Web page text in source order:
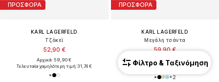
ΠΡΟΣΦΟΡΑ
KARL LAGERFELD
Τζόκεϊ
52,90 €
Αρχικά: 59,90 €
Τελευταία χαμηλότερη τιμή:31,74 €
ΠΡΟΣΦΟΡΑ
KARL LAGERFELD
Μεγάλη τσάντα
59,90 €
Αρχικά: 79,90 €
Τελευταία χαμηλότερη τιμή:35,94 €
+2
Φίλτρο & Ταξινόμηση